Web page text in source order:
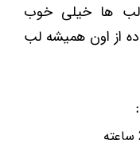
ها خیلی خوب
از اون همیشه لب